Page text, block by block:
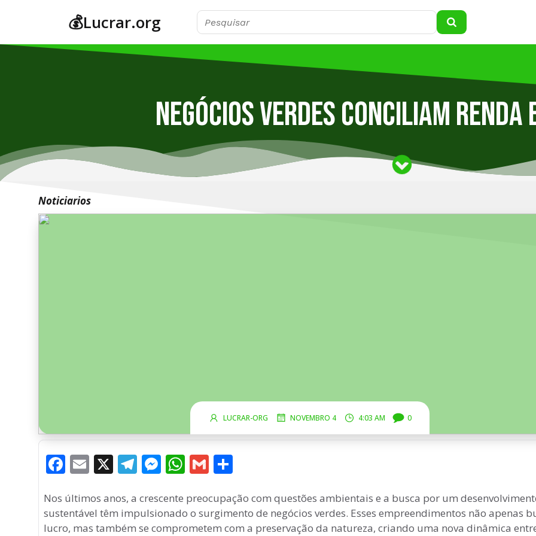
💰Lucrar.org
Negócios verdes conciliam renda
Noticiarios
LUCRAR-ORG NOVEMBRO 4 4:03 AM 0
F
a
c
e
E
m
ai
l
X T
el
e
g
M
e
ss
e
W
h
at
s
G
m
ai
l
ar
e
Nos últimos anos, a crescente preocupação com questões ambientais e a busca por um
sustentável têm impulsionado o surgimento de negócios verdes. Esses empreendimentos não apenas
lucro, mas também se comprometem com a preservação da natureza, criando uma nova dinâmica